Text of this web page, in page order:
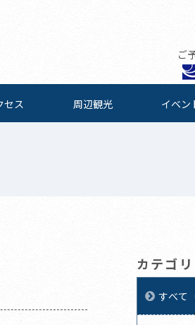
ご
セス 周辺観光 イベン
カテゴリ
すべて